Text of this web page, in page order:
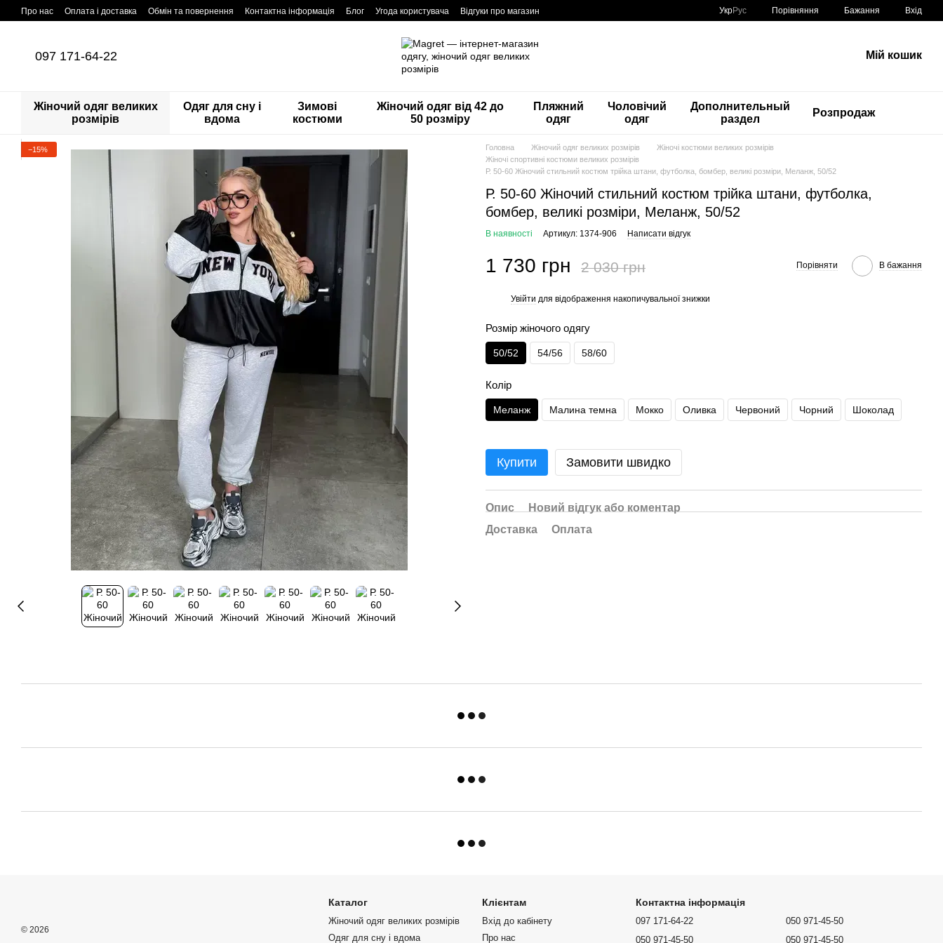
Перейти до основного контенту
Про нас Оплата і доставка Обмін та повернення Контактна інформація Блог Угода користувача Відгуки про магазин УкрРус Порівняння Бажання Вхід
097 171-64-22 Мій кошик
Жіночий одяг великих
розмірів
Одяг для сну і
вдома
Зимові
костюми
Жіночий одяг від 42 до
50 розміру
Пляжний
одяг
Чоловічий
одяг
Дополнительный
раздел
Розпродаж
−15% Головна Жіночий одяг великих розмірів
Жіночі костюми великих розмірів
Жіночі спортивні костюми великих розмірів
Р. 50-60 Жіночий стильний костюм трійка штани, футболка, бомбер, великі розміри, Меланж, 50/52
Р. 50-60 Жіночий стильний костюм трійка штани, футболка,
бомбер, великі розміри, Меланж, 50/52
В наявності Артикул: 1374-906 Написати відгук
1 730 грн 2 030 грн Порівняти В бажання
Увійти для відображення накопичувальної знижки
Розмір жіночого одягу
50/52 54/56 58/60
Колір
Меланж Малина темна Мокко Оливка Червоний Чорний Шоколад
Купити Замовити швидко
Опис
Новий відгук або коментар
Доставка
Оплата
© 2026
Каталог
Жіночий одяг великих розмірів
Одяг для сну і вдома
Клієнтам
Вхід до кабінету
Про нас
Контактна інформація
097 171-64-22
050 971-45-50
050 971-45-50
050 971-45-50